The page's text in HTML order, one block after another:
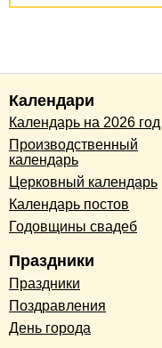
Календари
Календарь на 2026 год
Производственный
календарь
Церковный календарь
Календарь постов
Годовщины свадеб
Праздники
Праздники
Поздравления
День города